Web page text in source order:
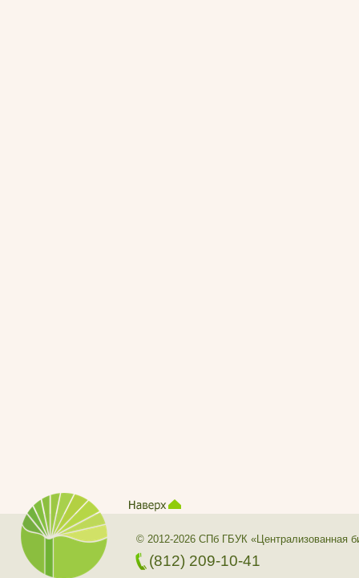
© 2012-2026 СПб ГБУК «Централизованная
(812) 209-10-41